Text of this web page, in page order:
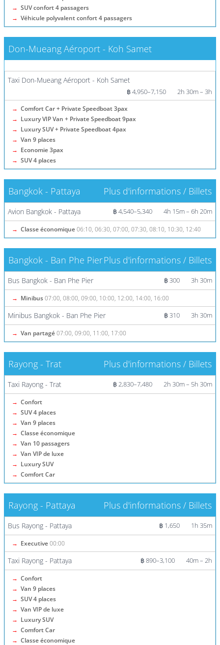
→ SUV confort 4 passagers
→ Véhicule polyvalent confort 4 passagers
Don-Mueang Aéroport - Koh Samet
Plus d'informations / Billets
Taxi Don-Mueang Aéroport - Koh Samet
฿ 4,950–7,150 2h 30m – 3h
→ Comfort Car + Private Speedboat 3pax
→ Luxury VIP Van + Private Speedboat 9pax
→ Luxury SUV + Private Speedboat 4pax
→ Van 9 places
→ Economie 3pax
→ SUV 4 places
Bangkok - Pattaya Plus d'informations / Billets
Avion Bangkok - Pattaya ฿ 4,540–5,340 4h 15m – 6h 20m
→ Classe économique06:10, 06:30, 07:00, 07:30, 08:10, 10:30, 12:40
Bangkok - Ban Phe PierPlus d'informations / Billets
Bus Bangkok - Ban Phe Pier ฿ 300 3h 30m
→ Minibus07:00, 08:00, 09:00, 10:00, 12:00, 14:00, 16:00
Minibus Bangkok - Ban Phe Pier ฿ 310 3h 30m
→ Van partagé07:00, 09:00, 11:00, 17:00
Rayong - Trat Plus d'informations / Billets
Taxi Rayong - Trat ฿ 2,830–7,480 2h 30m – 5h 30m
→ Confort
→ SUV 4 places
→ Van 9 places
→ Classe économique
→ Van 10 passagers
→ Van VIP de luxe
→ Luxury SUV
→ Comfort Car
Rayong - Pattaya Plus d'informations / Billets
Bus Rayong - Pattaya ฿ 1,650 1h 35m
→ Executive00:00
Taxi Rayong - Pattaya ฿ 890–3,100 40m – 2h
→ Confort
→ Van 9 places
→ SUV 4 places
→ Van VIP de luxe
→ Luxury SUV
→ Comfort Car
→ Classe économique